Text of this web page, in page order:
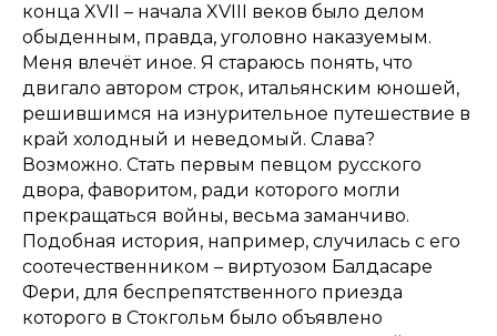
конца XVII – начала XVIII веков было делом
обыденным, правда, уголовно наказуемым.
Меня влечёт иное. Я стараюсь понять, что
двигало автором строк, итальянским юношей,
решившимся на изнурительное путешествие в
край холодный и неведомый. Слава?
Возможно. Стать первым певцом русского
двора, фаворитом, ради которого могли
прекращаться войны, весьма заманчиво.
Подобная история, например, случилась с его
соотечественником – виртуозом Балдасаре
Фери, для беспрепятственного приезда
которого в Стокгольм было объявлено